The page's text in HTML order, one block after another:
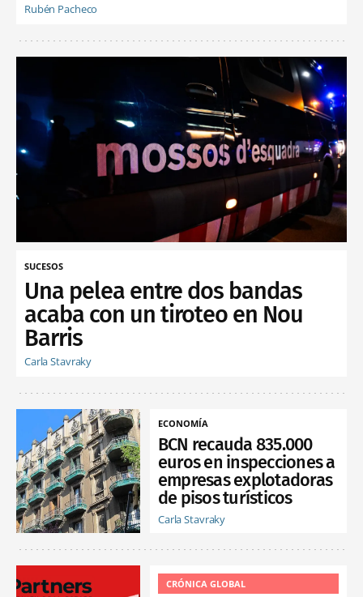
Rubén Pacheco
SUCESOS
Una pelea entre dos bandas
acaba con un tiroteo en Nou
Barris
Carla Stavraky
ECONOMÍA
BCN recauda 835.000
euros en inspecciones a
empresas explotadoras
de pisos turísticos
Carla Stavraky
CRÓNICA GLOBAL